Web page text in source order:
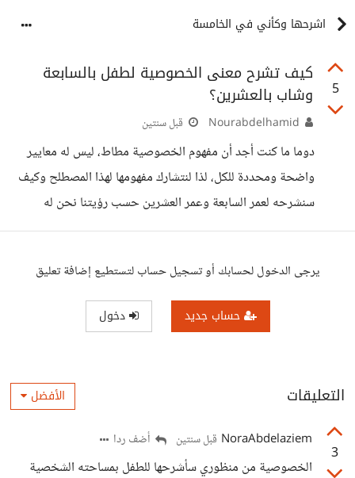
اشرحها وكأني في الخامسة
5
كيف تشرح معنى الخصوصية لطفل بالسابعة
وشاب بالعشرين؟
قبل سنتين
دوما ما كنت أجد أن مفهوم الخصوصية مطاط، ليس له معايير
واضحة ومحددة للكل، لذا لنتشارك مفهومها لهذا المصطلح وكيف
سنشرحه لعمر السابعة وعمر العشرين حسب رؤيتنا نحن له
يرجى الدخول لحسابك أو تسجيل حساب لتستطيع إضافة تعليق
حساب جديد دخول
التعليقات الأفضل
3
NoraAbdelaziem قبل سنتين أضف ردا
الخصوصية من منظوري سأشرحها للطفل بمساحته الشخصية